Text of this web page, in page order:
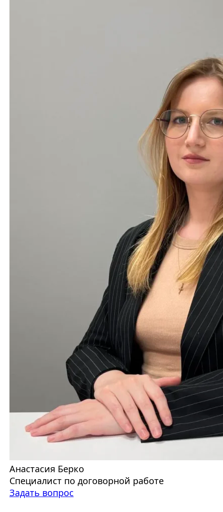
Анастасия Берко
Специалист по договорной работе
Задать вопрос